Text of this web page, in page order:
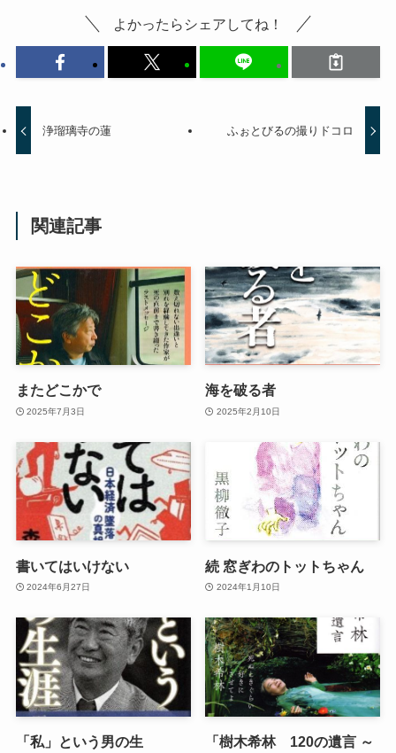
よかったらシェアしてね！
浄瑠璃寺の蓮 ふぉとびるの撮りドコロ
関連記事
またどこかで
2025年7月3日
海を破る者
2025年2月10日
書いてはいけない
2024年6月27日
続 窓ぎわのトットちゃん
2024年1月10日
「私」という男の生
「樹木希林 120の遺言 ～